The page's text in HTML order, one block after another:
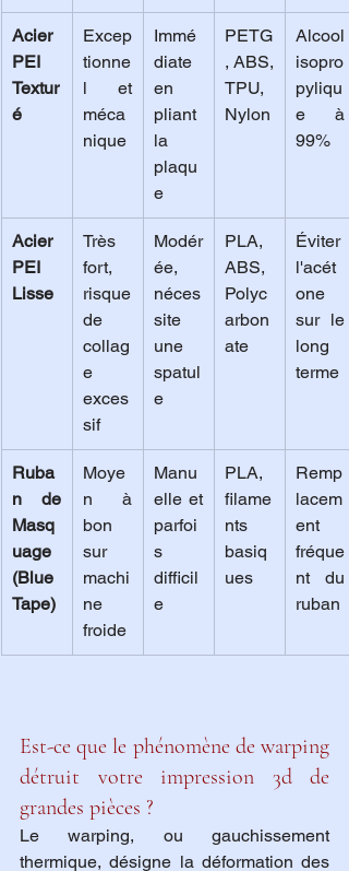
Acier
PEI
Textur
é
Excep
tionne
l et
méca
nique
Immé
diate
en
pliant
la
plaqu
e
PETG
, ABS,
TPU,
Nylon
Alcool
isopro
pyliqu
e à
99%
Acier
PEI
Lisse
Très
fort,
risque
de
collag
e
exces
sif
Modér
ée,
néces
site
une
spatul
e
PLA,
ABS,
Polyc
arbon
ate
Éviter
l'acét
one
sur le
long
terme
Ruba
n de
Masq
uage
(Blue
Tape)
Moye
n à
bon
sur
machi
ne
froide
Manu
elle et
parfoi
s
difficil
e
PLA,
filame
nts
basiq
ues
Remp
lacem
ent
fréque
nt du
ruban
Est-ce que le phénomène de warping
détruit votre impression 3d de
grandes pièces ?
Le warping, ou gauchissement
thermique, désigne la déformation des